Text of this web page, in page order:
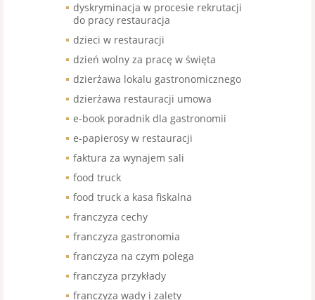
dyskryminacja w procesie rekrutacji
do pracy restauracja
dzieci w restauracji
dzień wolny za pracę w święta
dzierżawa lokalu gastronomicznego
dzierżawa restauracji umowa
e-book poradnik dla gastronomii
e-papierosy w restauracji
faktura za wynajem sali
food truck
food truck a kasa fiskalna
franczyza cechy
franczyza gastronomia
franczyza na czym polega
franczyza przykłady
franczyza wady i zalety